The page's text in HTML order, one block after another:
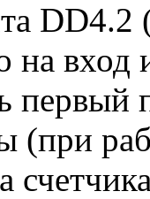
на вход
первый
(при